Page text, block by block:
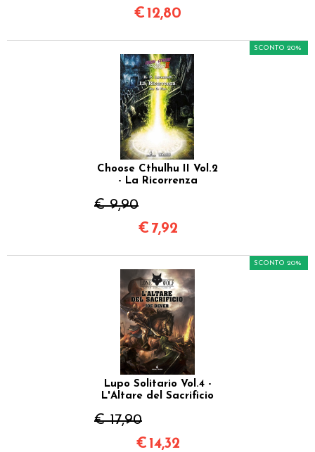
€ 12,80
Choose Cthulhu II Vol.2
- La Ricorrenza
€ 9,90
SCONTO 20%
€ 7,92
Lupo Solitario Vol.4 -
L'Altare del Sacrificio
€ 17,90
SCONTO 20%
€ 14,32